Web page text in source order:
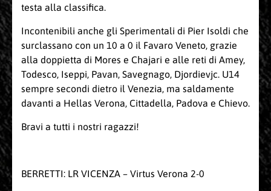
testa alla classifica.
Incontenibili anche gli Sperimentali di Pier Isoldi che
surclassano con un 10 a 0 il Favaro Veneto, grazie
alla doppietta di Mores e Chajari e alle reti di Amey,
Todesco, Iseppi, Pavan, Savegnago, Djordievjc. U14
sempre secondi dietro il Venezia, ma saldamente
davanti a Hellas Verona, Cittadella, Padova e Chievo.
Bravi a tutti i nostri ragazzi!
BERRETTI: LR VICENZA – Virtus Verona 2-0